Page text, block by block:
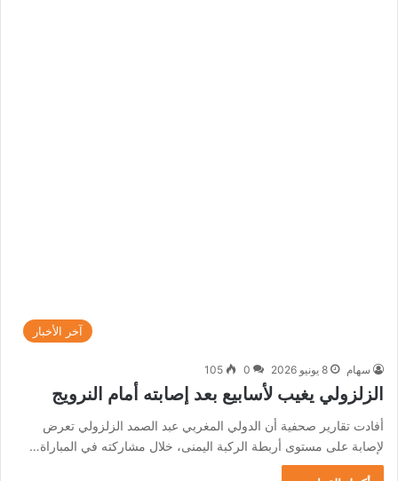
آخر الأخبار
سهام 8 يونيو 2026 0
105
الزلزولي يغيب لأسابيع بعد إصابته أمام النرويج
أفادت تقارير صحفية أن الدولي المغربي عبد الصمد الزلزولي تعرض
لإصابة على مستوى أربطة الركبة اليمنى، خلال مشاركته في المباراة…